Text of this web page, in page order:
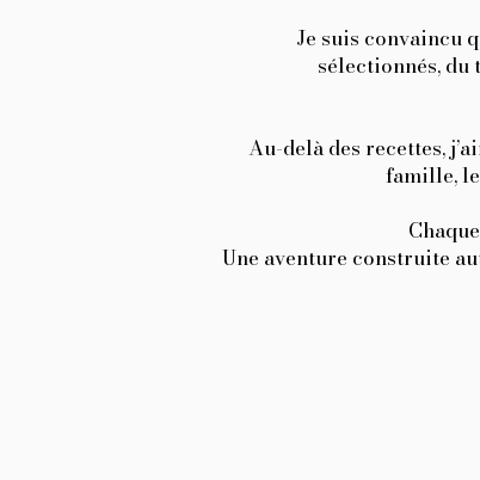
Je suis convaincu
sélectionnés, du
Au-delà des recettes,
famille,
Une aventure construite